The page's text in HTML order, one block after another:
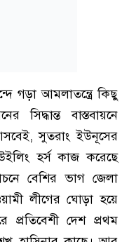
গড়া আমলাতন্ত্রে কিছু
সিদ্ধান্ত বাস্তবায়নে
সুতরাং ইউনূসের
হর্স কাজ করেছে
বেশির ভাগ জেলা
লীগের ঘোড়া হয়ে
প্রতিবেশী দেশ প্রথম